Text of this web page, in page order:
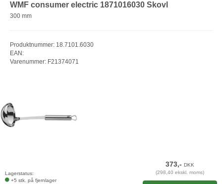
WMF consumer electric 1871016030 Skovl
300 mm
Produktnummer: 18.7101.6030
EAN:
Varenummer: F21374071
Lagerstatus:
+5 stk. på fjernlager
373,-DKK
(298,40 ekskl. moms)